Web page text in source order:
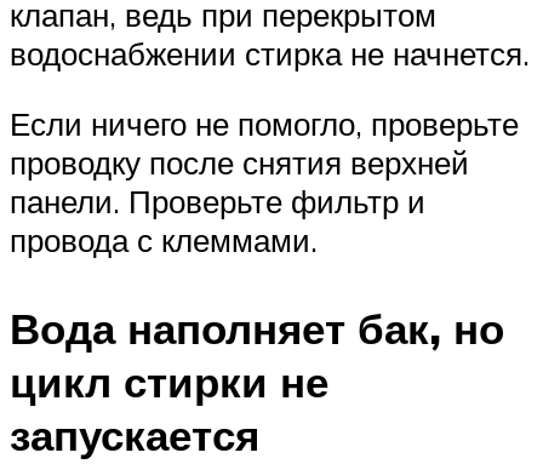
клапан, ведь при перекрытом
водоснабжении стирка не начнется.
Если ничего не помогло, проверьте
проводку после снятия верхней
панели. Проверьте фильтр и
провода с клеммами.
Вода наполняет бак, но
цикл стирки не
запускается